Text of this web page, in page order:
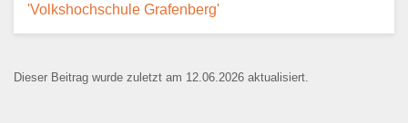
'Volkshochschule Grafenberg'
Dieser Beitrag wurde zuletzt am 12.06.2026 aktualisiert.